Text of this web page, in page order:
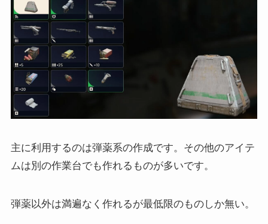
主に利用するのは弾薬系の作成です。その他のアイテ
ムは別の作業台でも作れるものが多いです。
弾薬以外は満遍なく作れるが最低限のものしか無い。